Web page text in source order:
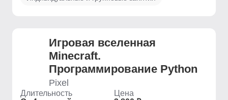
Игровая вселенная
Minecraft.
Программирование Python
Pixel
Длительность
Цена